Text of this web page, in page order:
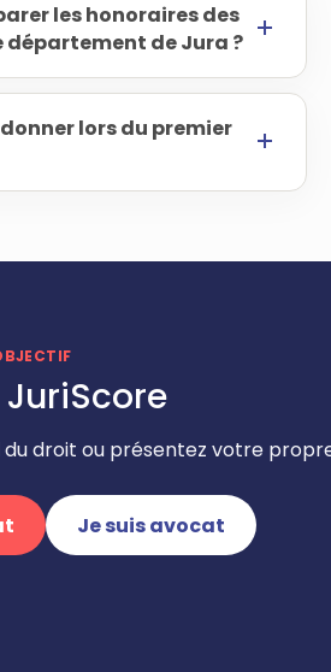
les honoraires des
de Jura ?
lors du premier
du droit ou présentez votre
Je suis avocat